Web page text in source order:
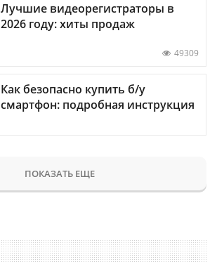
Лучшие видеорегистраторы в
2026 году: хиты продаж
49309
Как безопасно купить б/у
смартфон: подробная инструкция
ПОКАЗАТЬ ЕЩЕ